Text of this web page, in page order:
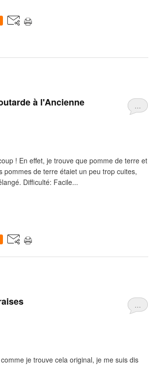
…
à l'Ancienne
! En effet, je trouve que pomme de terre et
de terre étaiet un peu trop cuites,
Difficulté: Facile...
…
je trouve cela original, je me suis dis